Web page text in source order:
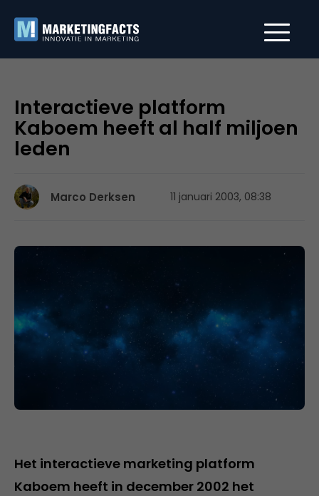
Interactieve platform
Kaboem heeft al half miljoen
leden
Marco Derksen 11 januari 2003, 08:38
Het interactieve marketing platform
Kaboem heeft in december 2002 het